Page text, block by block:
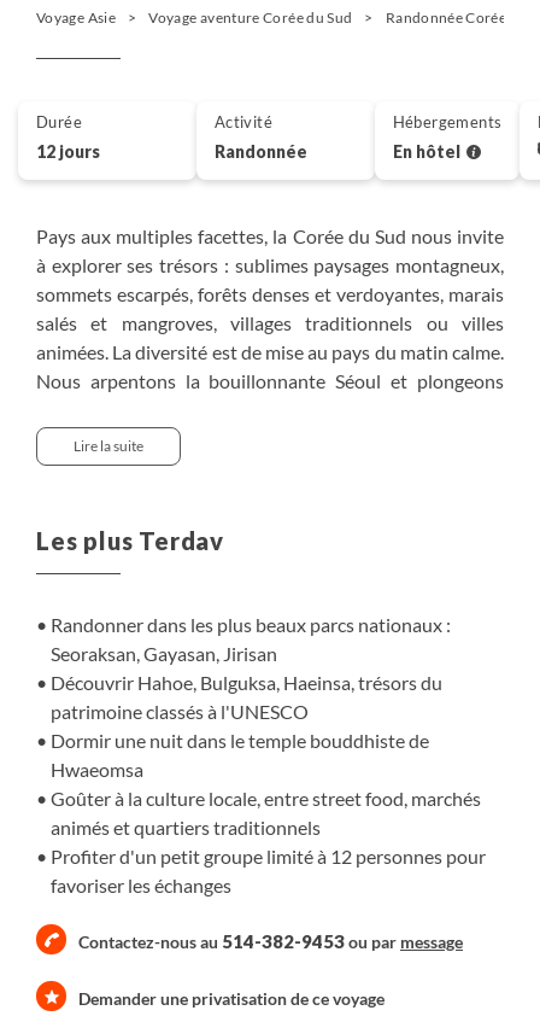
Voyage Asie Voyage aventure Corée du Sud Randonnée Corée du
Pays aux multiples facettes, la Corée du Sud nous invite
à explorer ses trésors : sublimes paysages montagneux,
sommets escarpés, forêts denses et verdoyantes, marais
salés et mangroves, villages traditionnels ou villes
animées. La diversité est de mise au pays du matin calme.
Nous arpentons la bouillonnante Séoul et plongeons
food, cuisine traditionnelle et marché au poissons de
Jagalchi. Les randonnées dans les parcs nationaux de
mont Ulsanbawi nous offrent des points de vue
spectaculaires sur les massifs montagneux du pays. Ici, la
d'une ruelle, au cœur d'une forêt ou en bord de falaise,
ouvert sur la mer de l'Est comme le temple de Naksan.
Notre nuit dans le temple de Hwaeomsa sera d'ailleurs
l'occasion de vivre une expérience unique. Un voyage
tout en contrastes dans un pays à l'harmonie parfaite
Lire la suite
Les plus Terdav
Randonner dans les plus beaux parcs nationaux :
Seoraksan, Gayasan, Jirisan
Découvrir Hahoe, Bulguksa, Haeinsa, trésors du
patrimoine classés à l'UNESCO
Dormir une nuit dans le temple bouddhiste de
Hwaeomsa
Goûter à la culture locale, entre street food, marchés
animés et quartiers traditionnels
Profiter d'un petit groupe limité à 12 personnes pour
favoriser les échanges
Contactez-nous au 514-382-9453ou par message
Durée
12 jours
Activité
Randonnée
Hébergements
En hôtel
Demander une privatisation de ce voyage